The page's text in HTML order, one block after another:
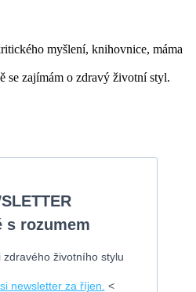
myšlení, knihovnice, máma
se zajímám o zdravý životní styl.